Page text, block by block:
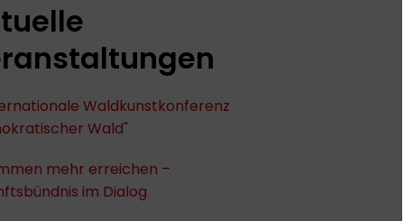
Waldkunstkonferenz
Wald"
mehr erreichen –
im Dialog